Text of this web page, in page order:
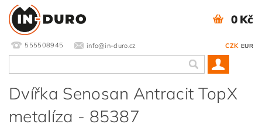
555508945 info@in-duro.cz CZK EUR
0 Kč
Dvířka Senosan Antracit TopX
metalíza - 85387